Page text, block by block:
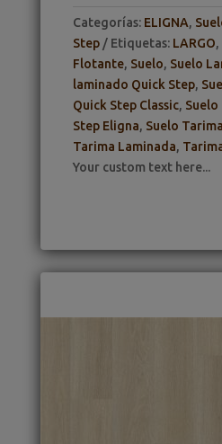
Categorías: ELIGNA,
Step
Etiquetas: LARGO,
Flotante, Suelo, Suelo
laminado Quick Step,
Quick Step Classic, Suelo
Step Eligna, Suelo Tarima
Tarima Laminada,
Your custom text here...